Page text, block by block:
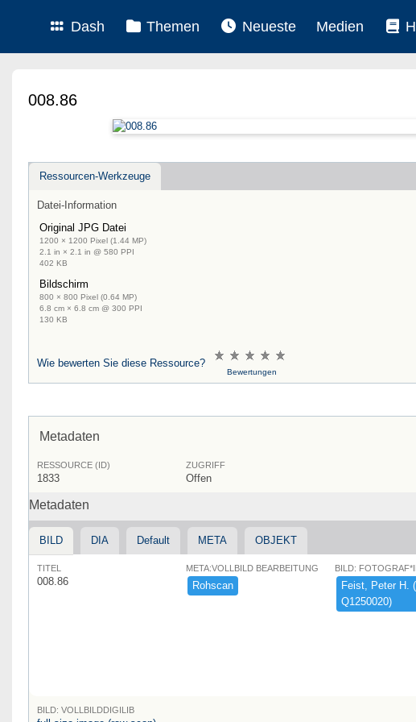
Dash Themen Neueste Medien
008.86
Ressourcen-Werkzeuge
Datei-Information
Original JPG Datei
1200 × 1200 Pixel (1.44 MP)
2.1 in × 2.1 in @ 580 PPI
402 KB
Bildschirm
800 × 800 Pixel (0.64 MP)
6.8 cm × 6.8 cm @ 300 PPI
130 KB
Wie bewerten Sie diese Ressource?
Bewertungen
Metadaten
RESSOURCE (ID)
1833
ZUGRIFF
Offen
Metadaten
BILD DIA Default META OBJEKT
TITEL
008.86
META:VOLLBILD BEARBEITUNG
Rohscan
BILD:
Feist,​ ​Peter ​H.​ ​(​
Q1250020)​
BILD: VOLLBILDDIGILIB